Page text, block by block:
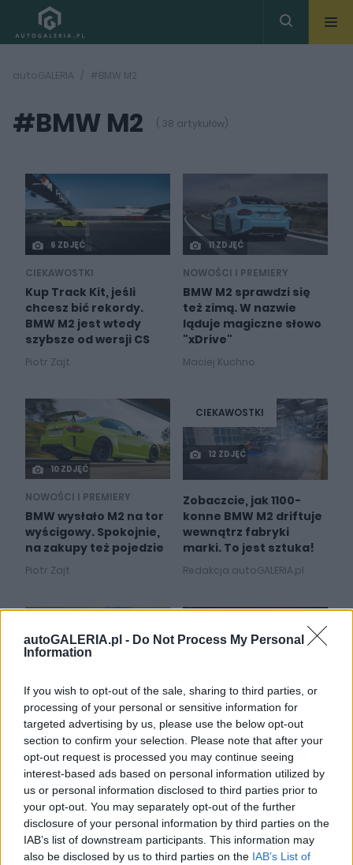
autoGALERIA.pl - Do Not Process My Personal
Information
If you wish to opt-out of the sale, sharing to third parties, or
processing of your personal or sensitive information for
targeted advertising by us, please use the below opt-out
section to confirm your selection. Please note that after your
opt-out request is processed you may continue seeing
interest-based ads based on personal information utilized by
us or personal information disclosed to third parties prior to
your opt-out. You may separately opt-out of the further
disclosure of your personal information by third parties on the
IAB’s list of downstream participants. This information may
also be disclosed by us to third parties on the IAB’s List of
autoGALERIA #BMW M2
#BMW M2 ( 38 artykułów)
6 ZDJĘĆ
CIEKAWOSTKI
Kup Track Kit, jeśli
chcesz bić rekordy.
BMW M2 jest wtedy
szybsze od wersji CS
Piotr Zajt
11 ZDJĘĆ
NOWOŚCI I PREMIERY
BMW M2 sprawdzi się
też zimą. W nazwie
ląduje magiczne słowo
"xDrive"
Maciej Kuchno
10 ZDJĘĆ
NOWOŚCI I PREMIERY
BMW wysłało M2 na tor
wyścigowy. Spokojnie,
na zakupy też pojedzie
Piotr Zajt
CIEKAWOSTKI
12 ZDJĘĆ
Zobaczcie, jak 1100-
konne BMW M2 driftuje
wewnątrz fabryki
marki. To jest sztuka!
Redakcja autoGALERIA.pl
ZDJĘĆ
NOWOŚCI I PREMIERY
"Turbo" wraca do BMW
w bardzo specjalnej
wersji. M2-ka chce być
jak pradziadek
Marcin Napieraj
NOWOŚCI I PREMIERY
BMW M2 zepsuje życie
tunerom. Bez
modyfikacji można
jechać na tor
wyścigowy
Piotr Zajt